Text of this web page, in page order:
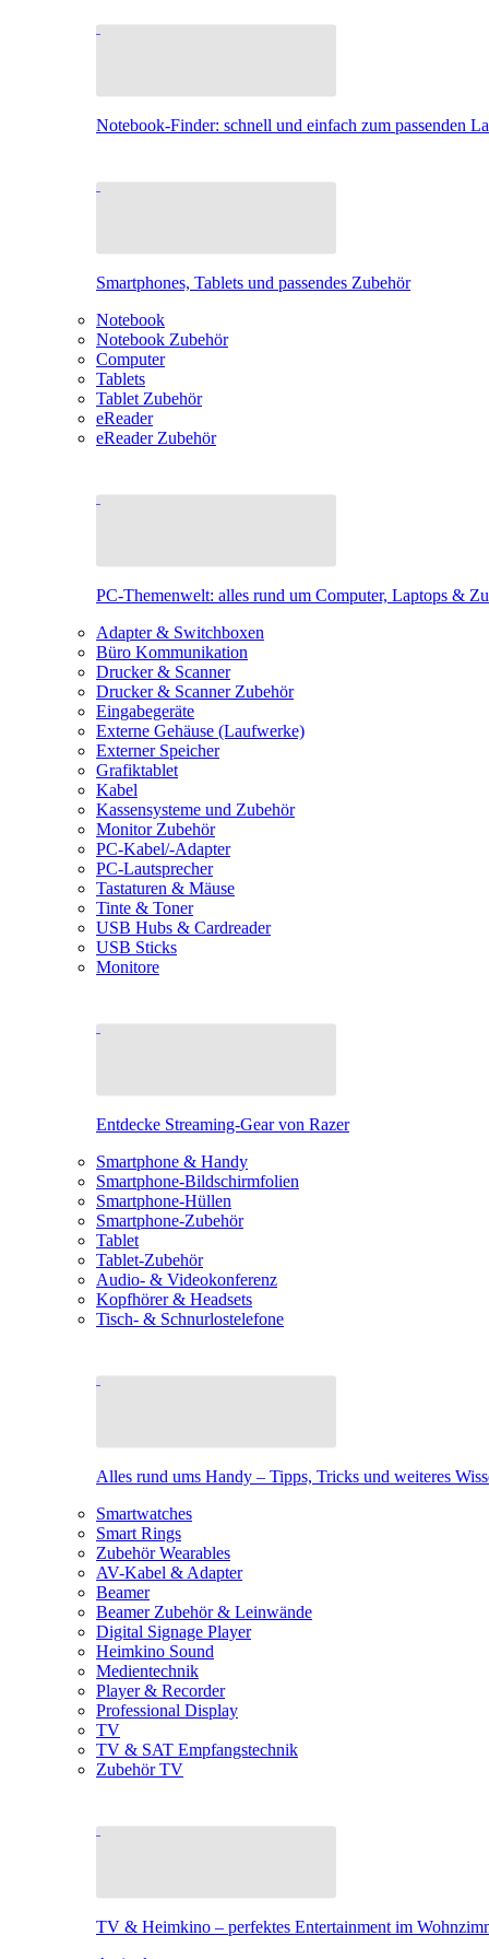
Notebook-Finder: schnell und einfach zum passenden
Smartphones, Tablets und passendes Zubehör
Notebook
Notebook Zubehör
Computer
Tablets
Tablet Zubehör
eReader
eReader Zubehör
PC-Themenwelt: alles rund um Computer, Laptops &
Adapter & Switchboxen
Büro Kommunikation
Drucker & Scanner
Drucker & Scanner Zubehör
Eingabegeräte
Externe Gehäuse (Laufwerke)
Externer Speicher
Grafiktablet
Kabel
Kassensysteme und Zubehör
Monitor Zubehör
PC-Kabel/-Adapter
PC-Lautsprecher
Tastaturen & Mäuse
Tinte & Toner
USB Hubs & Cardreader
USB Sticks
Monitore
Entdecke Streaming-Gear von Razer
Smartphone & Handy
Smartphone-Bildschirmfolien
Smartphone-Hüllen
Smartphone-Zubehör
Tablet
Tablet-Zubehör
Audio- & Videokonferenz
Kopfhörer & Headsets
Tisch- & Schnurlostelefone
Alles rund ums Handy – Tipps, Tricks und weiteres
Smartwatches
Smart Rings
Zubehör Wearables
AV-Kabel & Adapter
Beamer
Beamer Zubehör & Leinwände
Digital Signage Player
Heimkino Sound
Medientechnik
Player & Recorder
Professional Display
TV
TV & SAT Empfangstechnik
Zubehör TV
TV & Heimkino – perfektes Entertainment im